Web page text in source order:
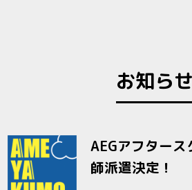
お知らせ
AEGアフター
師派遣決定！